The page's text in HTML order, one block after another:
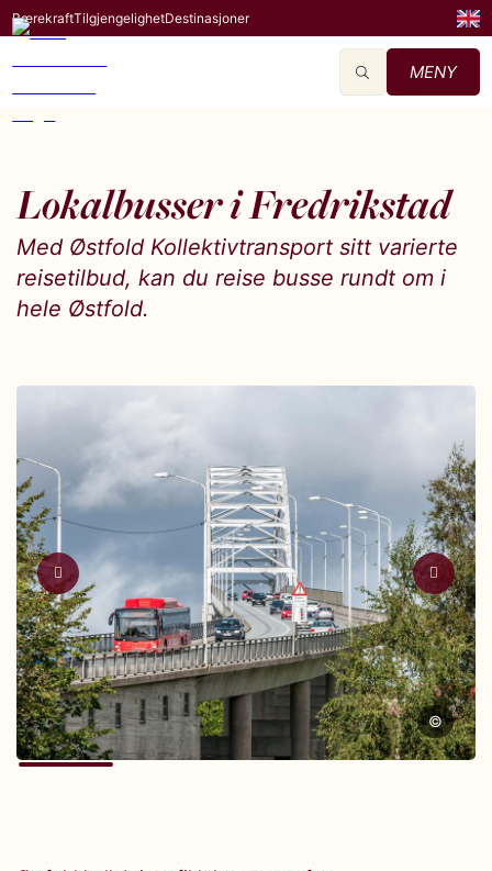
BærekraftTilgjengelighetDestinasjoner
MENY
Lokalbusser i Fredrikstad
Med Østfold Kollektivtransport sitt varierte
reisetilbud, kan du reise busse rundt om i
hele Østfold.
©